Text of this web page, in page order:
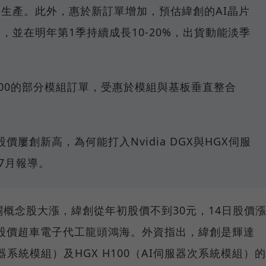
產。此外，惠於新訂單增加，預估緯創的AI晶片
並在明年第1季持續成長10-20%，出貨動能淡季
的部分模組訂單，受惠於模組與基板垂直整合
價屢創新高，為何能打入Nvidia DGX與HGX伺服
報導。
念股大漲，緯創從年初股價不到30元，14日股價漲
超車電子代工龍頭鴻海。外資指出，緯創是輝達
統模組）及HGX H100（AI伺服器次系統模組）的